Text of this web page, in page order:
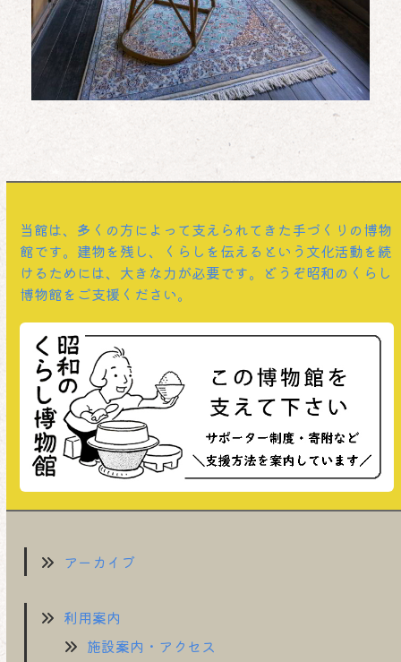
2026年度年間スケジュール
当館は、多くの方によって支えられてきた手づくりの博物
館です。建物を残し、くらしを伝えるという文化活動を続
けるためには、大きな力が必要です。どうぞ昭和のくらし
博物館をご支援ください。
アーカイブ
利用案内
施設案内・アクセス